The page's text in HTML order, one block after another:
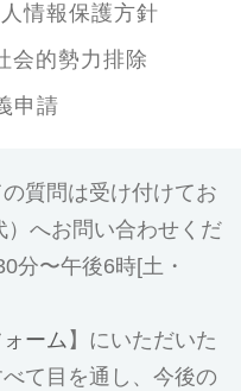
情報保護方針
会的勢力排除
申請
質問は受け付けてお
）へお問い合わせくだ
分〜午後6時[土・
ーム】にいただいた
て目を通し、今後の